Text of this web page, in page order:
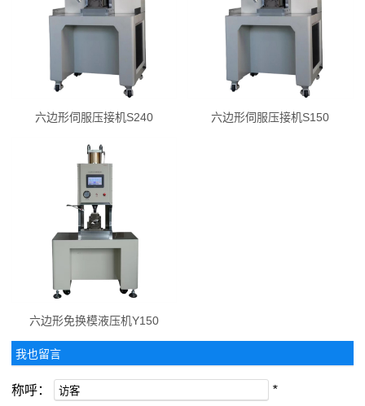
六边形伺服压接机S240 六边形伺服压接机S150
六边形免换模液压机Y150
我也留言
称呼： *